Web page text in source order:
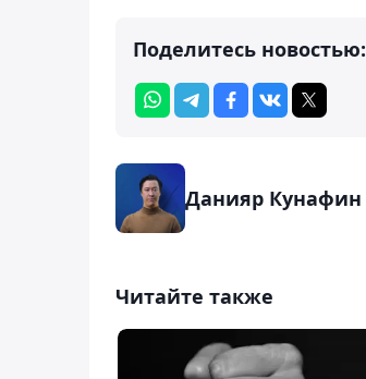
Поделитесь новостью:
Данияр Кунафин
Читайте также